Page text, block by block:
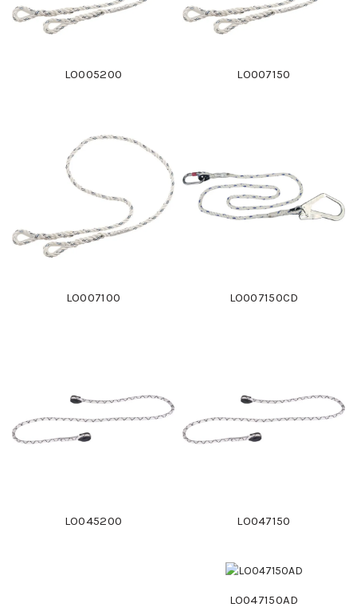
LO005200 LO007150
LO007100 LO007150CD
LO045200 LO047150
LO047150AD